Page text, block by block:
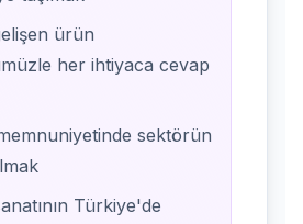
ürün
her ihtiyaca cevap
sektörün
Türkiye'de